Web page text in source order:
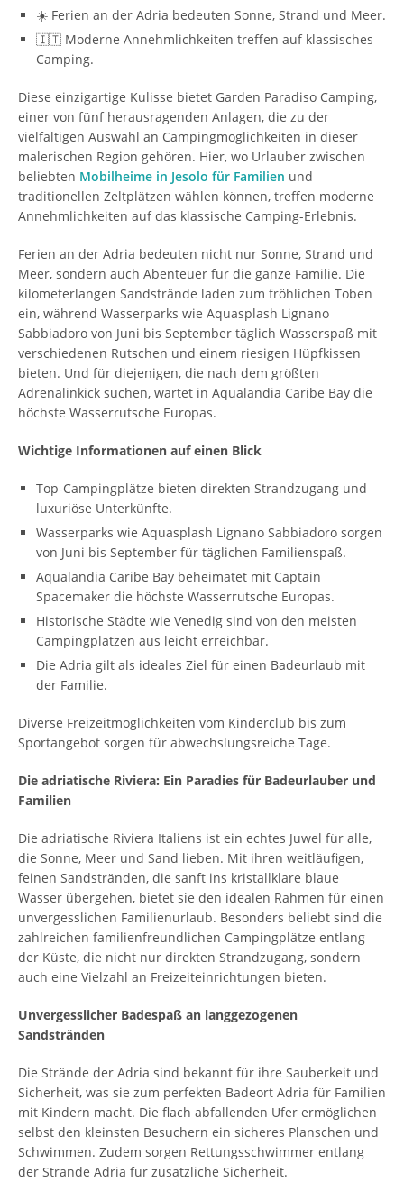
☀️ Ferien an der Adria bedeuten Sonne, Strand und Meer.
🇮🇹 Moderne Annehmlichkeiten treffen auf klassisches
Camping.
Diese einzigartige Kulisse bietet Garden Paradiso Camping,
einer von fünf herausragenden Anlagen, die zu der
vielfältigen Auswahl an Campingmöglichkeiten in dieser
malerischen Region gehören. Hier, wo Urlauber zwischen
beliebten Mobilheime in Jesolo für Familien und
traditionellen Zeltplätzen wählen können, treffen moderne
Annehmlichkeiten auf das klassische Camping-Erlebnis.
Ferien an der Adria bedeuten nicht nur Sonne, Strand und
Meer, sondern auch Abenteuer für die ganze Familie. Die
kilometerlangen Sandstrände laden zum fröhlichen Toben
ein, während Wasserparks wie Aquasplash Lignano
Sabbiadoro von Juni bis September täglich Wasserspaß mit
verschiedenen Rutschen und einem riesigen Hüpfkissen
bieten. Und für diejenigen, die nach dem größten
Adrenalinkick suchen, wartet in Aqualandia Caribe Bay die
höchste Wasserrutsche Europas.
Wichtige Informationen auf einen Blick
Top-Campingplätze bieten direkten Strandzugang und
luxuriöse Unterkünfte.
Wasserparks wie Aquasplash Lignano Sabbiadoro sorgen
von Juni bis September für täglichen Familienspaß.
Aqualandia Caribe Bay beheimatet mit Captain
Spacemaker die höchste Wasserrutsche Europas.
Historische Städte wie Venedig sind von den meisten
Campingplätzen aus leicht erreichbar.
Die Adria gilt als ideales Ziel für einen Badeurlaub mit
der Familie.
Diverse Freizeitmöglichkeiten vom Kinderclub bis zum
Sportangebot sorgen für abwechslungsreiche Tage.
Die adriatische Riviera: Ein Paradies für Badeurlauber und
Familien
Die adriatische Riviera Italiens ist ein echtes Juwel für alle,
die Sonne, Meer und Sand lieben. Mit ihren weitläufigen,
feinen Sandstränden, die sanft ins kristallklare blaue
Wasser übergehen, bietet sie den idealen Rahmen für einen
unvergesslichen Familienurlaub. Besonders beliebt sind die
zahlreichen familienfreundlichen Campingplätze entlang
der Küste, die nicht nur direkten Strandzugang, sondern
auch eine Vielzahl an Freizeiteinrichtungen bieten.
Unvergesslicher Badespaß an langgezogenen
Sandstränden
Die Strände der Adria sind bekannt für ihre Sauberkeit und
Sicherheit, was sie zum perfekten Badeort Adria für Familien
mit Kindern macht. Die flach abfallenden Ufer ermöglichen
selbst den kleinsten Besuchern ein sicheres Planschen und
Schwimmen. Zudem sorgen Rettungsschwimmer entlang
der Strände Adria für zusätzliche Sicherheit.